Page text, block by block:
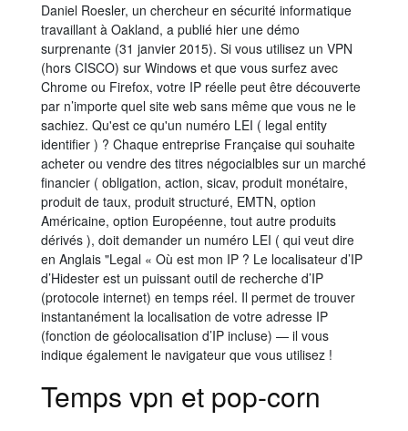
Daniel Roesler, un chercheur en sécurité informatique
travaillant à Oakland, a publié hier une démo
surprenante (31 janvier 2015). Si vous utilisez un VPN
(hors CISCO) sur Windows et que vous surfez avec
Chrome ou Firefox, votre IP réelle peut être découverte
par n’importe quel site web sans même que vous ne le
sachiez. Qu'est ce qu'un numéro LEI ( legal entity
identifier ) ? Chaque entreprise Française qui souhaite
acheter ou vendre des titres négocialbles sur un marché
financier ( obligation, action, sicav, produit monétaire,
produit de taux, produit structuré, EMTN, option
Américaine, option Européenne, tout autre produits
dérivés ), doit demander un numéro LEI ( qui veut dire
en Anglais "Legal « Où est mon IP ? Le localisateur d’IP
d’Hidester est un puissant outil de recherche d’IP
(protocole internet) en temps réel. Il permet de trouver
instantanément la localisation de votre adresse IP
(fonction de géolocalisation d’IP incluse) — il vous
indique également le navigateur que vous utilisez !
Temps vpn et pop-corn